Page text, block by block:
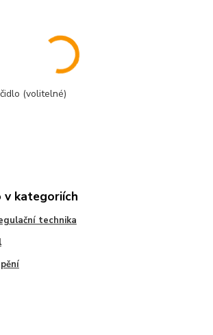
(volitelné)
v kategoriích
technika